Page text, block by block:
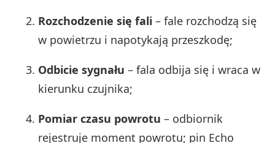
Rozchodzenie się fali – fale rozchodzą się
w powietrzu i napotykają przeszkodę;
Odbicie sygnału – fala odbija się i wraca w
kierunku czujnika;
Pomiar czasu powrotu – odbiornik
rejestruje moment powrotu; pin Echo